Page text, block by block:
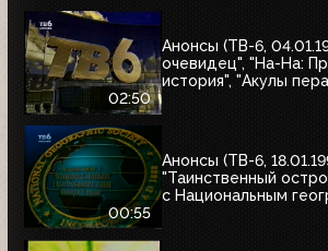
02:50
Анонсы (ТВ-6,
очевидец", "На-На:
история", "Акулы
00:55
Анонсы (ТВ-6,
"Таинственный
с Национальным